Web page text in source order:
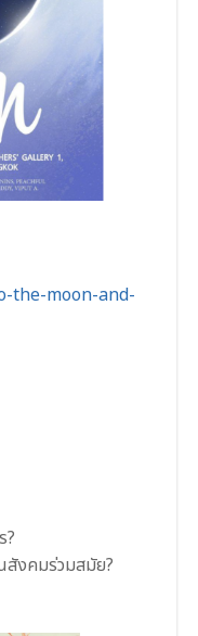
the-moon-and-
?
สังคมร่วมสมัย?